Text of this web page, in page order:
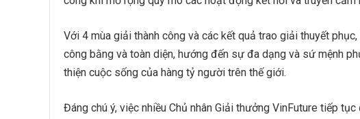
Với 4 mùa giải thành công và các kết quả trao giải thuyết
công bằng và toàn diện, hướng đến sự đa dạng và sứ mệnh
thiện cuộc sống của hàng tỷ người trên thế giới.
Đáng chú ý, việc nhiều Chủ nhân Giải thưởng VinFuture tiếp